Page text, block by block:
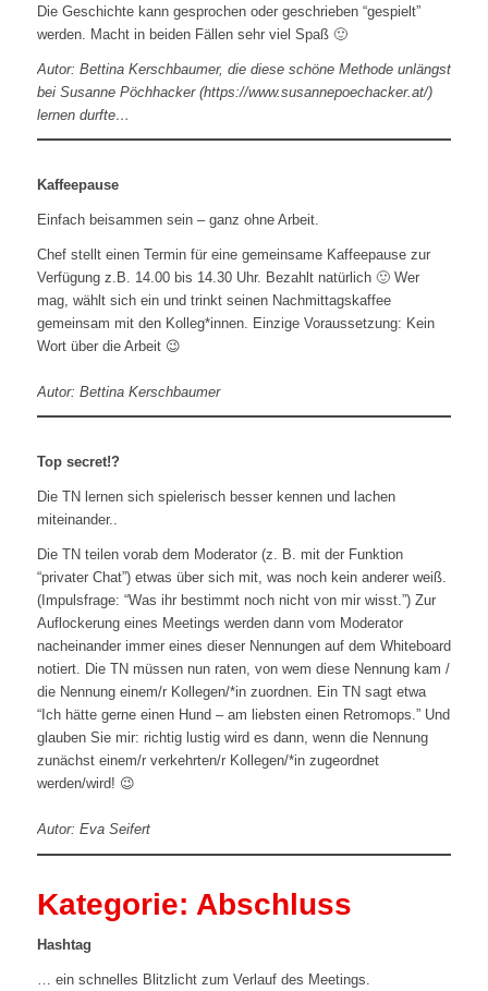
Die Geschichte kann gesprochen oder geschrieben “gespielt”
werden. Macht in beiden Fällen sehr viel Spaß 🙂
Autor: Bettina Kerschbaumer, die diese schöne Methode unlängst
bei Susanne Pöchhacker (https://www.susannepoechacker.at/)
lernen durfte…
Kaffeepause
Einfach beisammen sein – ganz ohne Arbeit.
Chef stellt einen Termin für eine gemeinsame Kaffeepause zur
Verfügung z.B. 14.00 bis 14.30 Uhr. Bezahlt natürlich 🙂 Wer
mag, wählt sich ein und trinkt seinen Nachmittagskaffee
gemeinsam mit den Kolleg*innen. Einzige Voraussetzung: Kein
Wort über die Arbeit 😉
Autor: Bettina Kerschbaumer
Top secret!?
Die TN lernen sich spielerisch besser kennen und lachen
miteinander..
Die TN teilen vorab dem Moderator (z. B. mit der Funktion
“privater Chat”) etwas über sich mit, was noch kein anderer weiß.
(Impulsfrage: “Was ihr bestimmt noch nicht von mir wisst.”) Zur
Auflockerung eines Meetings werden dann vom Moderator
nacheinander immer eines dieser Nennungen auf dem Whiteboard
notiert. Die TN müssen nun raten, von wem diese Nennung kam /
die Nennung einem/r Kollegen/*in zuordnen. Ein TN sagt etwa
“Ich hätte gerne einen Hund – am liebsten einen Retromops.” Und
glauben Sie mir: richtig lustig wird es dann, wenn die Nennung
zunächst einem/r verkehrten/r Kollegen/*in zugeordnet
werden/wird! 😉
Autor: Eva Seifert
Kategorie: Abschluss
Hashtag
… ein schnelles Blitzlicht zum Verlauf des Meetings.